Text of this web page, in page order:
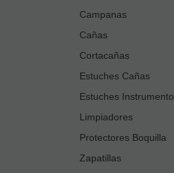
Campanas
Cañas
Cortacañas
Estuches Cañas
Estuches Instrumento
Limpiadores
Protectores Boquilla
Zapatillas